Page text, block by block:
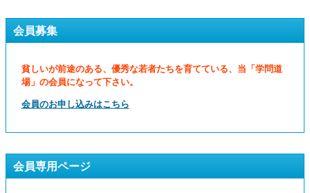
会員募集
貧しいが前途のある、優秀な若者たちを育てている、当「学問道
場」の会員になって下さい。
会員のお申し込みはこちら
会員専用ページ